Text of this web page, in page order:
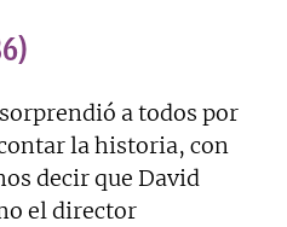
sorprendió a todos por
la historia, con
decir que David
el director